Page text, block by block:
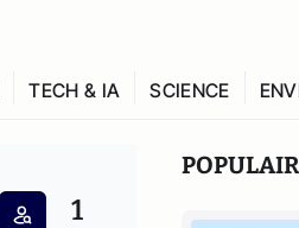
TECH & IA SCIENCE
1